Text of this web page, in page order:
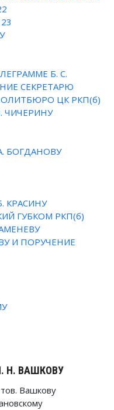
Б. С.
СЕКРЕТАРЮ
ЦК РКП(б)
ЧИЧЕРИНУ
БОГДАНОВУ
КРАСИНУ
ГУБКОМ РКП(б)
И ПОРУЧЕНИЕ
Н. ВАШКОВУ
Вашкову